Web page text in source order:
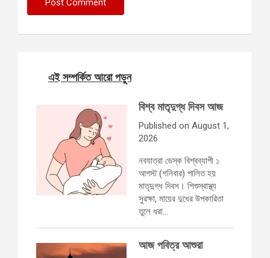
এই সম্পর্কিত আরো পড়ুন
বিশ্ব মাতৃদুগ্ধ দিবস আজ
Published on August 1,
2026
নবযাত্রা ডেস্ক বিশ্বব্যাপী ১
আগস্ট (শনিবার) পালিত হয়
মাতৃদুগ্ধ দিবস। শিশুস্বাস্থ্য
সুরক্ষা, মায়ের দুধের উপকারিতা
তুলে ধরা…
আজ পবিত্র আশুরা